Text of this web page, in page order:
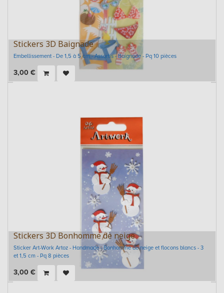
Stickers 3D Baignade
Embellissement - De 1,5 à 5 cm - Assortis - Baignade - Pq 10 pièces
3,00 €
Stickers 3D Bonhomme de neige
Sticker Art-Work Artoz - Handmade - Bonhomme de neige et flocons blancs - 3
et 1,5 cm - Pq 8 pièces
3,00 €